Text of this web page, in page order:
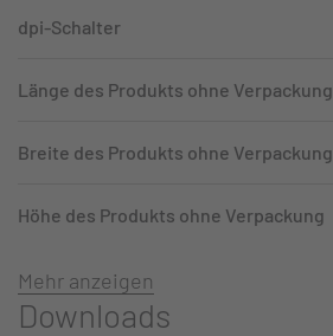
dpi-Schalter
Länge des Produkts ohne Verpackung
Breite des Produkts ohne Verpackung
Höhe des Produkts ohne Verpackung
Mehr anzeigen
Downloads